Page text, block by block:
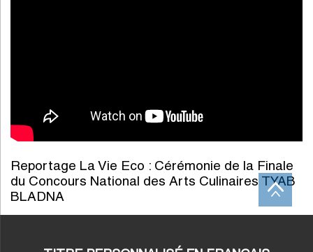
Reportage La Vie Eco : Cérémonie de la Finale
du Concours National des Arts Culinaires TYAB
BLADNA